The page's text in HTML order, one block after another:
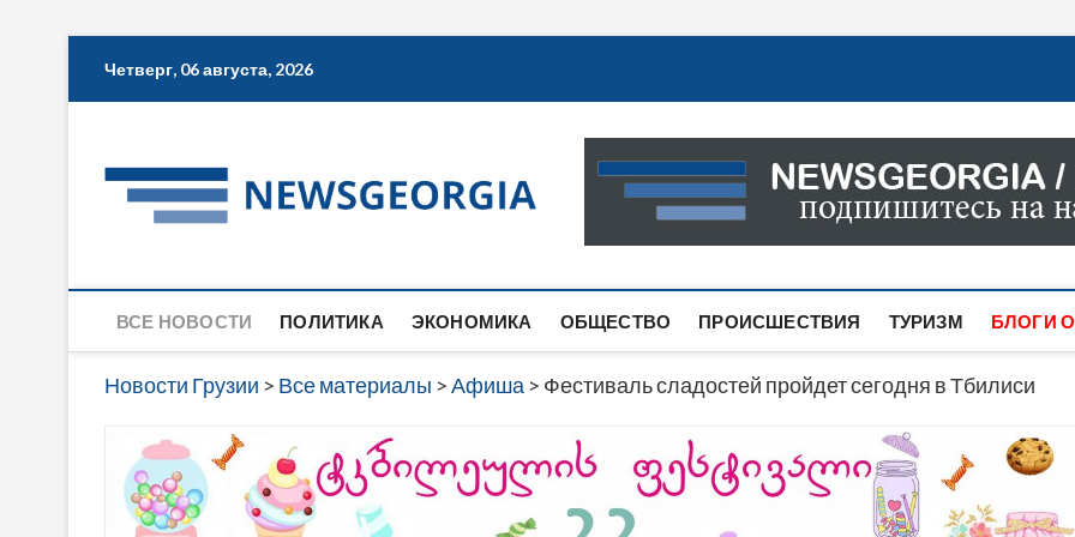
Четверг, 06 августа, 2026
Новости Грузии
САМАЯ АКТУАЛЬНАЯ ИНФОРМАЦИЯ О СОБЫТИЯХ
САЙТЕ ВЫ НАЙДЕТЕ НОВОСТИ ПОЛИТИКИ,
ВСЕ НОВОСТИ ПОЛИТИКА ЭКОНОМИКА ОБЩЕСТВО ПРОИСШЕСТВИЯ ТУРИЗМ БЛОГИ
Новости Грузии > Все материалы >Афиша > Фестиваль сладостей пройдет сегодня в Тбилиси